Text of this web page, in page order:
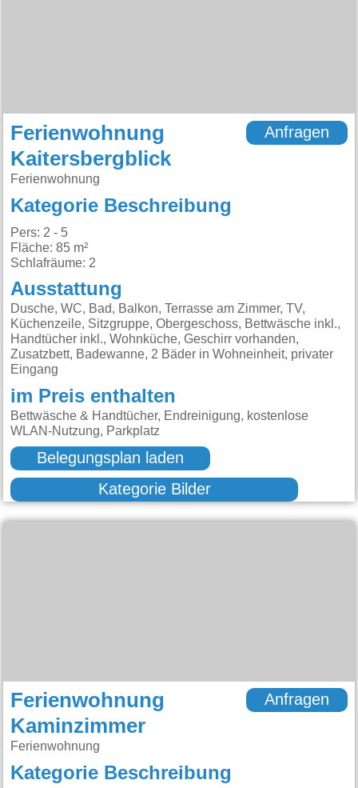
Ferienwohnung
Kaitersbergblick
Ferienwohnung
Anfragen
Kategorie Beschreibung
Pers: 2 - 5
Fläche: 85 m²
Schlafräume: 2
Ausstattung
Dusche, WC, Bad, Balkon, Terrasse am Zimmer, TV,
Küchenzeile, Sitzgruppe, Obergeschoss, Bettwäsche inkl.,
Handtücher inkl., Wohnküche, Geschirr vorhanden,
Zusatzbett, Badewanne, 2 Bäder in Wohneinheit, privater
Eingang
im Preis enthalten
Bettwäsche & Handtücher, Endreinigung, kostenlose
WLAN-Nutzung, Parkplatz
Belegungsplan laden
Kategorie Bilder
Ferienwohnung
Kaminzimmer
Ferienwohnung
Anfragen
Kategorie Beschreibung